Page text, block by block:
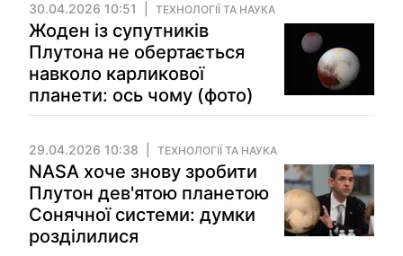
30.04.2026 10:51 ТЕХНОЛОГІЇ ТА НАУКА
Жоден із супутників
Плутона не обертається
навколо карликової
планети: ось чому (фото)
29.04.2026 10:38 ТЕХНОЛОГІЇ ТА НАУКА
NASA хоче знову зробити
Плутон дев'ятою планетою
Сонячної системи: думки
розділилися